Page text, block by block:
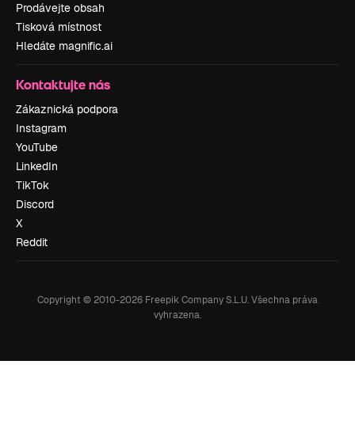
Prodávejte obsah
Tisková místnost
Hledáte magnific.ai
Kontaktujte nás
Zákaznická podpora
Instagram
YouTube
LinkedIn
TikTok
Discord
X
Reddit
Copyright © 2010-2026 Freepik Company S.L.U.Všechna práva
vyhrazena.